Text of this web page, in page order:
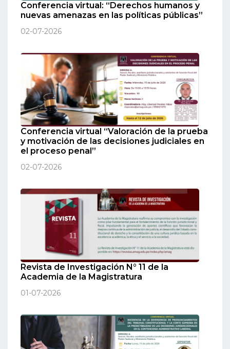
Conferencia virtual: “Derechos humanos y
nuevas amenazas en las políticas públicas”
02-07-2026
Conferencia virtual “Valoración de la prueba
y motivación de las decisiones judiciales en
el proceso penal”
02-07-2026
Revista de Investigación N° 11 de la
Academia de la Magistratura
01-07-2026